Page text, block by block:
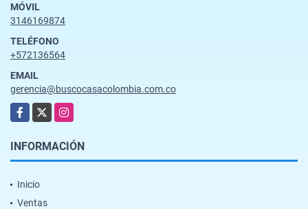
MÓVIL
3146169874
TELÉFONO
+572136564
EMAIL
gerencia@buscocasacolombia.com.co
Facebook
X Instagram
INFORMACIÓN
Inicio
Ventas